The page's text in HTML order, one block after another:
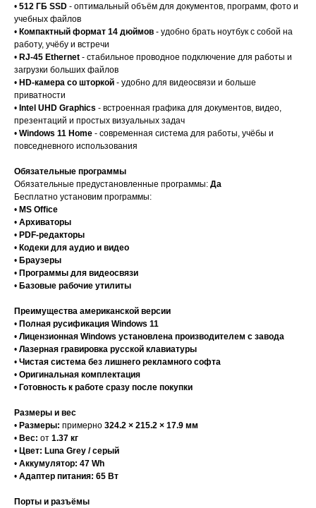
• 512 ГБ SSD - оптимальный объём для документов, программ, фото и
учебных файлов
• Компактный формат 14 дюймов - удобно брать ноутбук с собой на
работу, учёбу и встречи
• RJ-45 Ethernet - стабильное проводное подключение для работы и
загрузки больших файлов
• HD-камера со шторкой - удобно для видеосвязи и больше
приватности
• Intel UHD Graphics - встроенная графика для документов, видео,
презентаций и простых визуальных задач
• Windows 11 Home - современная система для работы, учёбы и
повседневного использования
Обязательные программы
Обязательные предустановленные программы: Да
Бесплатно установим программы:
• MS Office
• Архиваторы
• PDF-редакторы
• Кодеки для аудио и видео
• Браузеры
• Программы для видеосвязи
• Базовые рабочие утилиты
Преимущества американской версии
• Полная русификация Windows 11
• Лицензионная Windows установлена производителем с завода
• Лазерная гравировка русской клавиатуры
• Чистая система без лишнего рекламного софта
• Оригинальная комплектация
• Готовность к работе сразу после покупки
Размеры и вес
• Размеры: примерно 324.2 × 215.2 × 17.9 мм
• Вес: от 1.37 кг
• Цвет: Luna Grey / серый
• Аккумулятор: 47 Wh
• Адаптер питания: 65 Вт
Порты и разъёмы